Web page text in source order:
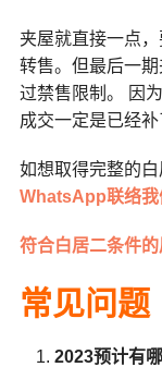
夹屋就直接一点
转售。但最后一
过禁售限制。 因
成交一定是已经补
如想取得完整的
WhatsApp联络我
符合白居二条件
常见问题
2023预计有